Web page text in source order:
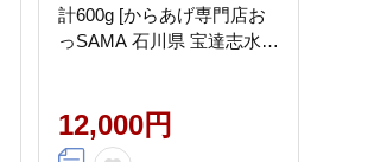
計600g [からあげ専門店お
っSAMA 石川県 宝達志水町
ない 国産
12,000円